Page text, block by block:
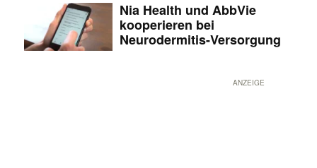
Nia Health und AbbVie
kooperieren bei
Neurodermitis-Versorgung
ANZEIGE